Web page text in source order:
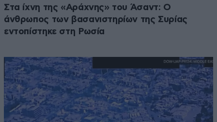
Στα ίχνη της «Αράχνης» του Άσαντ: Ο
άνθρωπος των βασανιστηρίων της Συρίας
εντοπίστηκε στη Ρωσία